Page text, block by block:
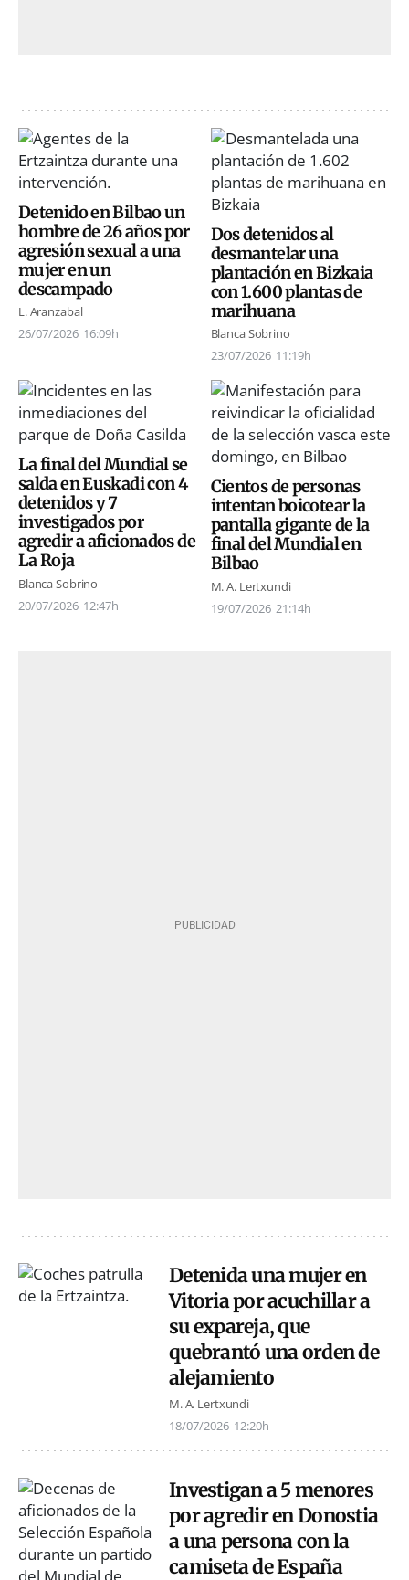
Detenido en Bilbao un
hombre de 26 años por
agresión sexual a una
mujer en un
descampado
L. Aranzabal
26/07/2026 16:09h
Dos detenidos al
desmantelar una
plantación en Bizkaia
con 1.600 plantas de
marihuana
Blanca Sobrino
23/07/2026 11:19h
La final del Mundial se
salda en Euskadi con 4
detenidos y 7
investigados por
agredir a aficionados de
La Roja
Blanca Sobrino
20/07/2026 12:47h
Cientos de personas
intentan boicotear la
pantalla gigante de la
final del Mundial en
Bilbao
M. A. Lertxundi
19/07/2026 21:14h
Detenida una mujer en
Vitoria por acuchillar a
su expareja, que
quebrantó una orden de
alejamiento
M. A. Lertxundi
18/07/2026 12:20h
Investigan a 5 menores
por agredir en Donostia
a una persona con la
camiseta de España